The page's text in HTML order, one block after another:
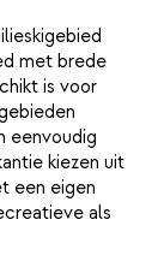
met brede
is voor
eenvoudig
kiezen uit
een eigen
als